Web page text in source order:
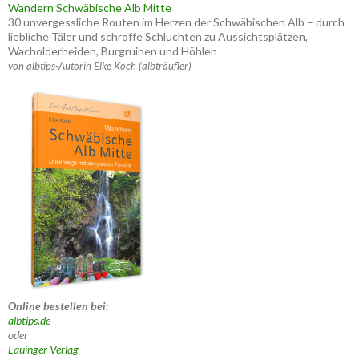
Wandern Schwäbische Alb Mitte
30 unvergessliche Routen im Herzen der Schwäbischen Alb – durch
liebliche Täler und schroffe Schluchten zu Aussichtsplätzen,
Wacholderheiden, Burgruinen und Höhlen
von albtips-Autorin Elke Koch (albträufler)
Online bestellen bei:
albtips.de
oder
Lauinger Verlag